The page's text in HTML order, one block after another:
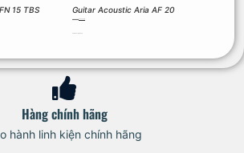
15 TBS Guitar Acoustic Aria AF 20
Hàng chính hãng
hành linh kiện chính hãng